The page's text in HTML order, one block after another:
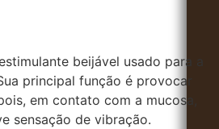
beijável usado para a
principal função é provocar
em contato com a mucosa,
sensação de vibração.